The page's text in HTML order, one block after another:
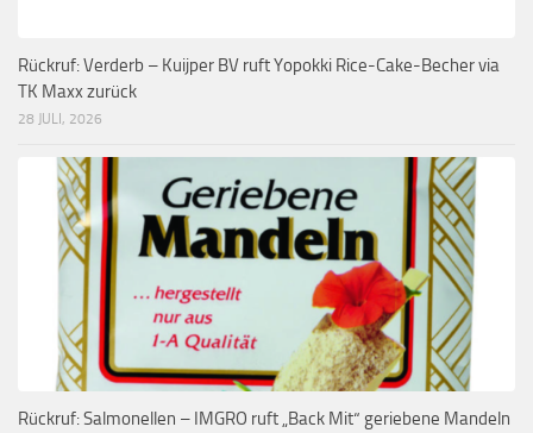
Rückruf: Verderb – Kuijper BV ruft Yopokki Rice-Cake-Becher via
TK Maxx zurück
28 JULI, 2026
Rückruf: Salmonellen – IMGRO ruft „Back Mit“ geriebene Mandeln